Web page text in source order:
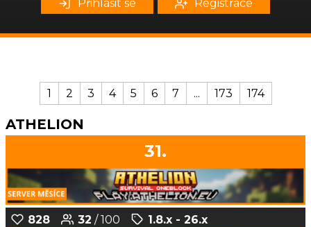
Přihlásit se Registrace
1 2 3 4 5 6 7 ... 173 174
ATHELION
31.
828 32 / 100
1.8.x - 26.x